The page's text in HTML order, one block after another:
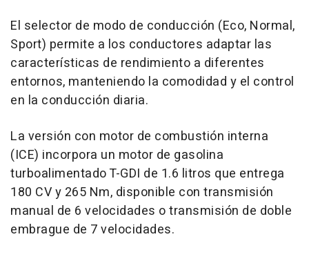
El selector de modo de conducción (Eco, Normal,
Sport) permite a los conductores adaptar las
características de rendimiento a diferentes
entornos, manteniendo la comodidad y el control
en la conducción diaria.
La versión con motor de combustión interna
(ICE) incorpora un motor de gasolina
turboalimentado T-GDI de 1.6 litros que entrega
180 CV y 265 Nm, disponible con transmisión
manual de 6 velocidades o transmisión de doble
embrague de 7 velocidades.